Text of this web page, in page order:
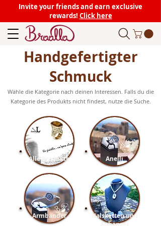
Invite your friends and earn exclusive
rewards! Click here
Handgefertigter
Schmuck
Wähle die Kategorie nach deinen Interessen. Falls du die
Kategorie des Produkts nicht findest, nutze die Suche.
Alle Produkte
Armbänder
Anelli
Halsketten und